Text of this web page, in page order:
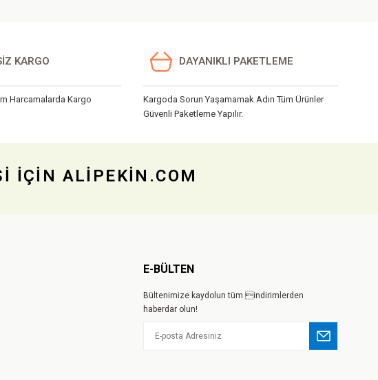
KARGO
Harcamalarda Kargo
DAYANIKLI PAKETLEME
Kargoda Sorun Yaşamamak Adın Tüm Ürünler
Güvenli Paketleme Yapılır.
İÇİN ALİPEKİN.COM
E-BÜLTEN
Bültenimize kaydolun tüm indirimlerden
haberdar olun!